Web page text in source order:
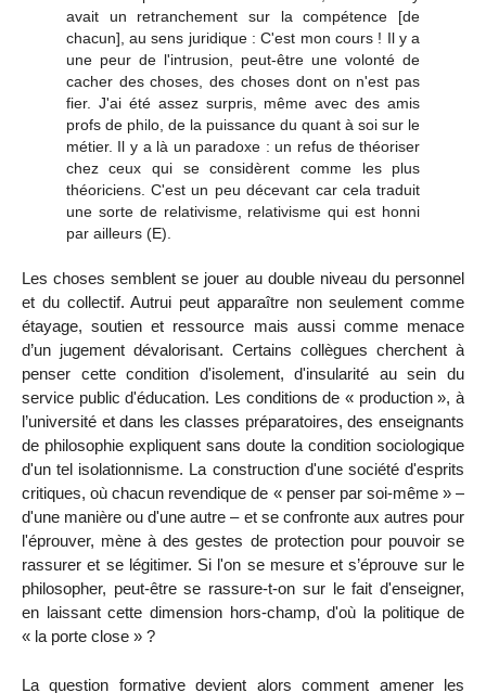
avait un retranchement sur la compétence [de
chacun], au sens juridique : C'est mon cours ! Il y a
une peur de l'intrusion, peut-être une volonté de
cacher des choses, des choses dont on n'est pas
fier. J'ai été assez surpris, même avec des amis
profs de philo, de la puissance du quant à soi sur le
métier. Il y a là un paradoxe : un refus de théoriser
chez ceux qui seconsidèrent comme les plus
théoriciens. C'est un peu décevant car cela traduit
une sorte de relativisme, relativisme qui est honni
par ailleurs(E).
Les choses semblent se jouer au double niveau du personnel
et du collectif. Autrui peut apparaître non seulement comme
étayage, soutien et ressource mais aussi comme menace
d’un jugement dévalorisant. Certains collègues cherchent à
penser cette condition d'isolement, d'insularité au sein du
service public d'éducation. Les conditions de « production », à
l’université et dans les classes préparatoires, des enseignants
de philosophie expliquent sans doute la condition sociologique
d'un tel isolationnisme. La construction d'une société d'esprits
critiques, où chacun revendique de « penser par soi-même » –
d'une manière ou d'une autre – et se confronte aux autres pour
l'éprouver, mène à des gestes de protection pour pouvoir se
rassureret se légitimer. Si l'on se mesure et s’éprouve sur le
philosopher, peut-être se rassure-t-on sur le fait d'enseigner,
en laissant cette dimension hors-champ, d'où la politique de
« la porte close » ?
La question formative devient alors comment amener les